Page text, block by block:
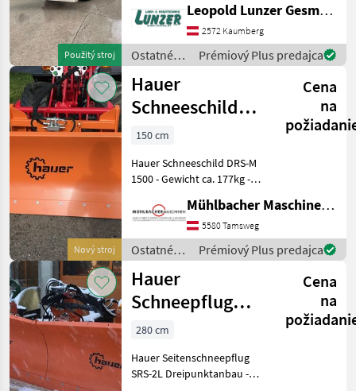
Použitý stroj
Schneeblende, hyd.
horizontal
Schwenkeinrichtung,
Synchrokuppler. Ostatné
traktorové komp
Leopold Lunzer GesmbH
2572 Kaumberg
Ostatné
traktorové
komponenty
/ Hauer
Prémiový Plus predajca
Nový stroj
Hauer
Schneeschild
DRS-M 1500
Euroaufnahme
Cena
na
150 cm
Hauer Schneeschild DRS-M
1500 - Gewicht ca. 177kg -
Schrägstellung 1315mm -
min. Durchfahrtsbreite bei
max. Schrägstellung
1405mm - min. D
Mühlbacher Maschinen GmbH
5580 Tamsweg
Ostatné
traktorové
komponenty
/ Hauer
Prémiový Plus predajca
Hauer
Schneepflug
SRS-2L 2800mm
Dreipunktanbau
Cena
na
280 cm
Hauer Seitenschneepflug
SRS-2L Dreipunktanbau -